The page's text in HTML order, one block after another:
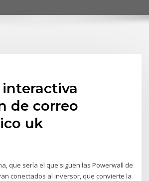
de correo
uk
que sería el que siguen las Powerwall de
conectados al inversor, que convierte la